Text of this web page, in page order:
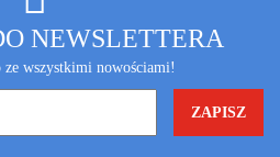
NEWSLETTERA
ze wszystkimi nowościami!